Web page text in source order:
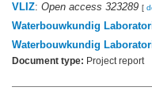
VLIZ: Open access 323289 [
Waterbouwkundig
Waterbouwkundig
Document type: Project report